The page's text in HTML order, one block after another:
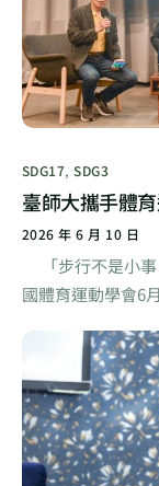
SDG17,SDG3
臺師大攜手體
2026 年 6 月 10 日
「步行不是小事
國體育運動學會6